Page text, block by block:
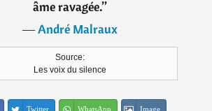
âme ravagée.”
―André Malraux
Source:
Les voix du silence
Twitter WhatsApp Image